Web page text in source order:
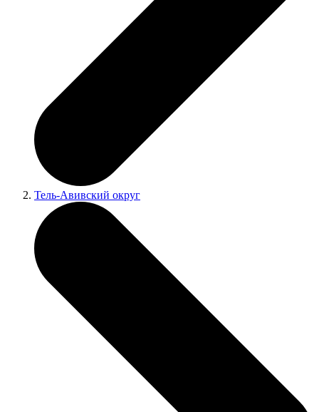
Тель-Авивский округ